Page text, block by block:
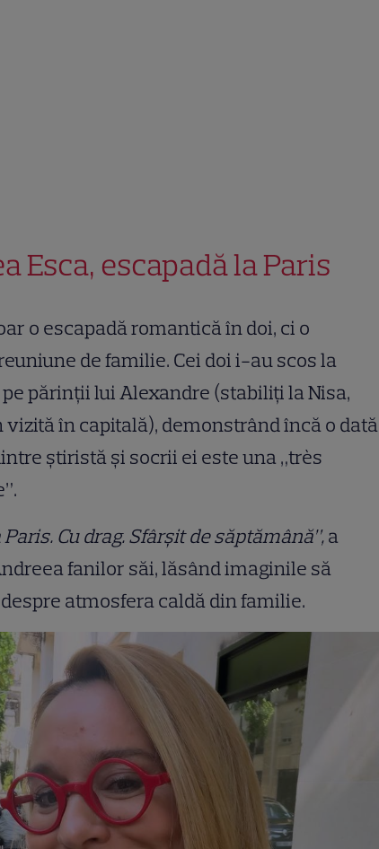
Esca, escapadă la Paris
o escapadă romantică în doi, ci o
de familie. Cei doi i-au scos la
părinții lui Alexandre (stabiliți la Nisa,
vizită în capitală), demonstrând încă o dată
știristă și socrii ei este una „très
Paris. Cu drag. Sfârșit de săptămână”,a
fanilor săi, lăsând imaginile să
atmosfera caldă din familie.